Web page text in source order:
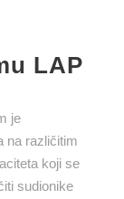
LAP
je
na različitim
koji se
sudionike